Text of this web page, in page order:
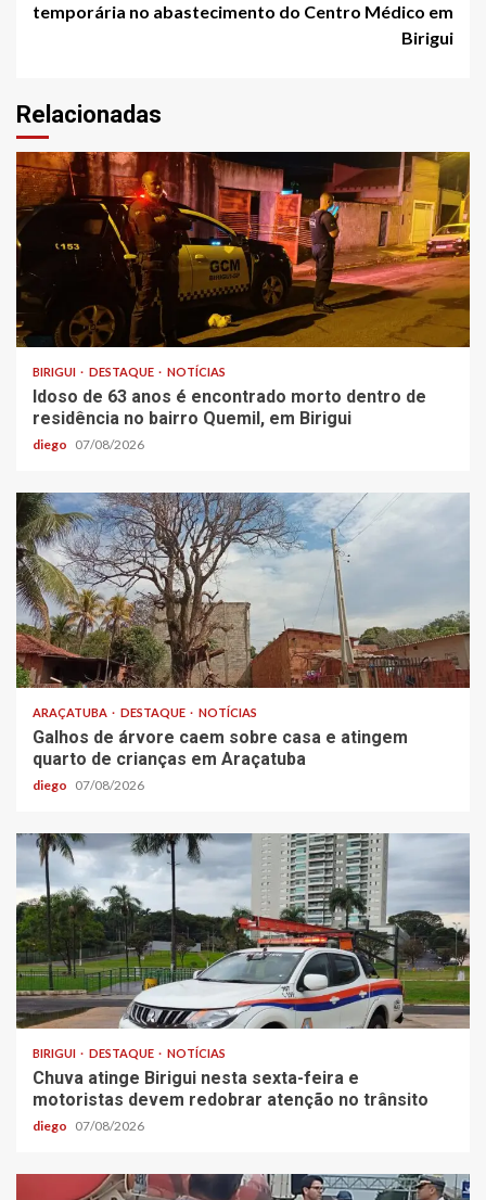
temporária no abastecimento do Centro Médico em
Birigui
Relacionadas
BIRIGUI DESTAQUE NOTÍCIAS
Idoso de 63 anos é encontrado morto dentro de
residência no bairro Quemil, em Birigui
diego 07/08/2026
ARAÇATUBA DESTAQUE NOTÍCIAS
Galhos de árvore caem sobre casa e atingem
quarto de crianças em Araçatuba
diego 07/08/2026
BIRIGUI DESTAQUE NOTÍCIAS
Chuva atinge Birigui nesta sexta-feira e
motoristas devem redobrar atenção no trânsito
diego 07/08/2026